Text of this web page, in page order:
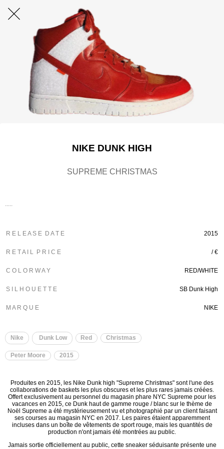
NIKE DUNK HIGH
SUPREME CHRISTMAS
R E L E A S E D A T E 2015
R E T A I L P R I C E / €
C O L O R W A Y RED/WHITE
S I L H O U E T T E SB Dunk High
M A R Q U E NIKE
Nike Dunk Low Red Christmas
Peter Moore 2015
Produites en 2015, les Nike Dunk high "Supreme Christmas" sont l'une des
collaborations de baskets les plus obscures et les plus rares jamais créées.
Offert exclusivement au personnel du magasin phare NYC Supreme pour les
vacances en 2015, ce Dunk haut de gamme rouge / blanc sur le thème de
Noël Supreme a été mystérieusement vu et photographié par un client faisant
ses courses au magasin NYC en 2017. Les paires étaient apparemment
incluses dans un boîte de vêtements de sport rouge, mais les quantités de
production n'ont jamais été montrées au public.
Jamais sortie officiellement au public, cette sneaker séduisante présente une